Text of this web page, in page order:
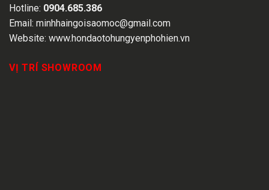
Hotline: 0904.685.386
Email: minhhaingoisaomoc@gmail.com
Website: www.hondaotohungyenphohien.vn
VỊ TRÍ SHOWROOM